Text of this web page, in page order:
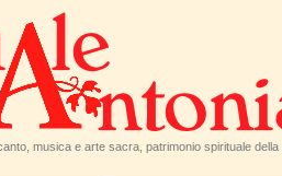
musica e arte sacra, patrimonio spirituale della